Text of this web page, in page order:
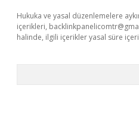
Hukuka ve yasal düzenlemelere
içerikleri,
halinde, ilgili içerikler yasal süre